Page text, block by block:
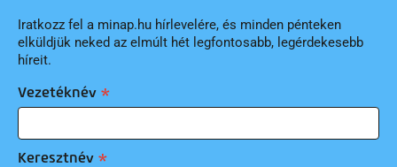
Iratkozz fel a minap.hu hírlevelére, és minden pénteken
elküldjük neked az elmúlt hét legfontosabb, legérdekesebb
híreit.
Vezetéknév
Keresztnév